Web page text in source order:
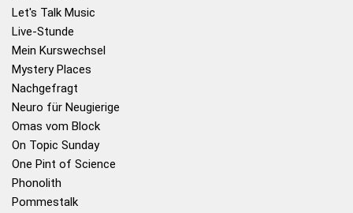
Let's Talk Music
Live-Stunde
Mein Kurswechsel
Mystery Places
Nachgefragt
Neuro für Neugierige
Omas vom Block
On Topic Sunday
One Pint of Science
Phonolith
Pommestalk